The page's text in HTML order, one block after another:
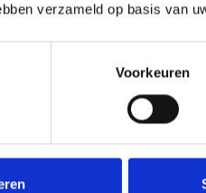
verzameld op basis van
Voorkeuren
om